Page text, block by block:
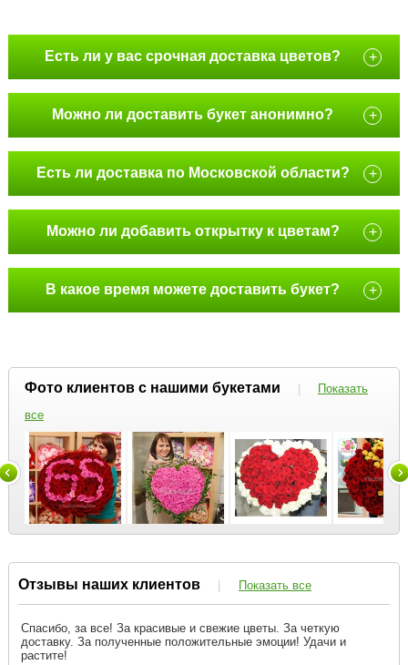
Есть ли у вас срочная доставка цветов? +
Можно ли доставить букет анонимно? +
Есть ли доставка по Московской области? +
Можно ли добавить открытку к цветам? +
В какое время можете доставить букет? +
Фото клиентов с нашими букетами |
Показать
все
Отзывы наших клиентов | Показать все
Спасибо, за все! За красивые и свежие цветы. За четкую
доставку. За полученные положительные эмоции! Удачи и
растите!